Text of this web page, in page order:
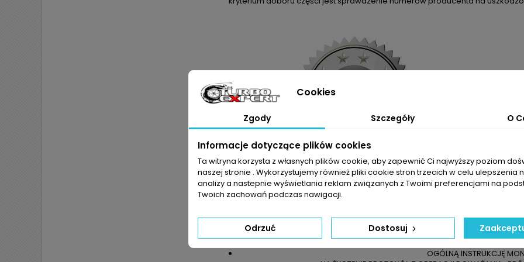
JEŻELI NIE JESTEŚCIE PAŃSTWO PEWNI CO DO WYBRANEGO
POKRYWAJĄ SIĘ Z NASZYMI ZAPRASZAMY DO KONTAKTU
DOWÓD SPRZEDAŻY
KARTĘ ZWROTU TOWARU /
OGÓLNĄ INSTRUKCJĘ
Cookies
Zgody Szczegóły O
Informacje dotyczące plików cookies
Ta witryna korzysta z własnych plików cookie, aby zapewnić Ci najwyższy poziom
naszej stronie . Wykorzystujemy również pliki cookie stron trzecich w celu ulepszenia
analizy a nastepnie wyświetlania reklam związanych z Twoimi preferencjami na
Twoich zachowań podczas nawigacji.
Odrzuć Dostosuj